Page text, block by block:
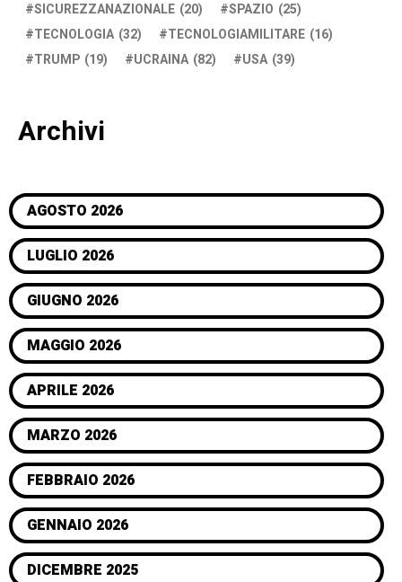
SICUREZZANAZIONALE (20) SPAZIO (25)
TECNOLOGIA (32) TECNOLOGIAMILITARE (16)
TRUMP (19) UCRAINA (82) USA (39)
Archivi
AGOSTO 2026
LUGLIO 2026
GIUGNO 2026
MAGGIO 2026
APRILE 2026
MARZO 2026
FEBBRAIO 2026
GENNAIO 2026
DICEMBRE 2025